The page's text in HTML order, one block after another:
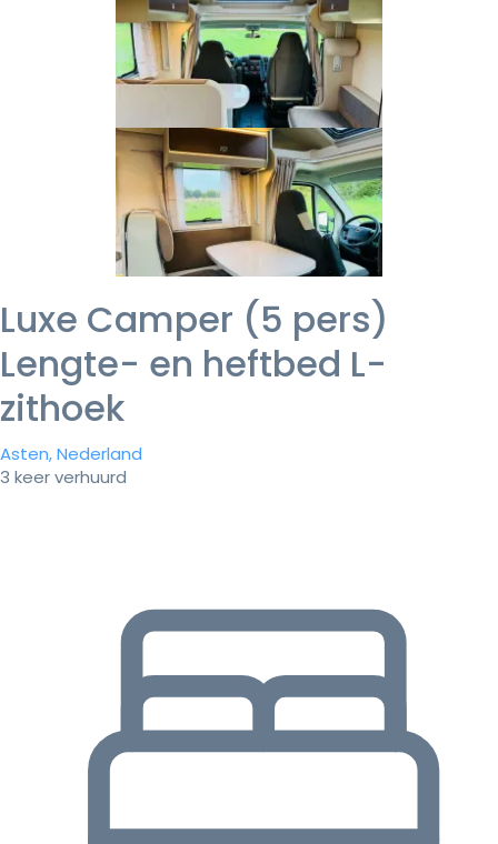
Luxe Camper (5 pers)
Lengte- en heftbed L-
zithoek
Asten, Nederland
3 keer verhuurd